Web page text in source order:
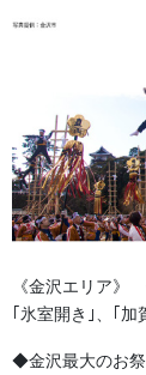
営業時間
人形の
カテゴリー
お祭
《金沢エリア》
｢氷室開き｣、｢加
◆金沢最大のお